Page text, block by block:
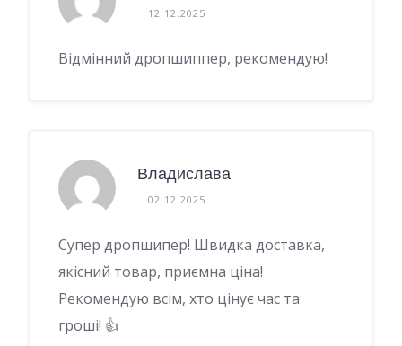
12.12.2025
Відмінний дропшиппер, рекомендую!
Владислава
02.12.2025
Супер дропшипер! Швидка доставка,
якісний товар, приємна ціна!
Рекомендую всім, хто цінує час та
гроші! 👍